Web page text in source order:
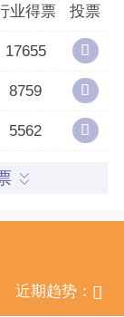
58个
703892
业得票 投票
17655
8759
5562
近期趋势：